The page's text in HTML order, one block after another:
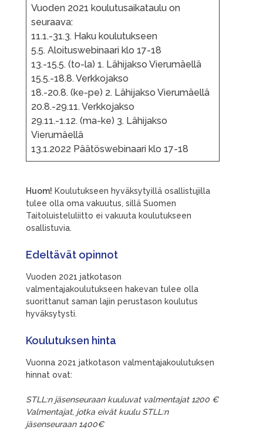
Vuoden 2021 koulutusaikataulu on
seuraava:
11.1.-31.3. Haku koulutukseen
5.5. Aloituswebinaari klo 17-18
13.-15.5. (to-la) 1. Lähijakso Vierumäellä
15.5.-18.8. Verkkojakso
18.-20.8. (ke-pe) 2. Lähijakso Vierumäellä
20.8.-29.11. Verkkojakso
29.11.-1.12. (ma-ke) 3. Lähijakso
Vierumäellä
13.1.2022 Päätöswebinaari klo 17-18
Huom! Koulutukseen hyväksytyillä osallistujilla
tulee olla oma vakuutus, sillä Suomen
Taitoluisteluliitto ei vakuuta koulutukseen
osallistuvia.
Edeltävät opinnot
Vuoden 2021 jatkotason
valmentajakoulutukseen hakevan tulee olla
suorittanut saman lajin perustason koulutus
hyväksytysti.
Koulutuksen hinta
Vuonna 2021 jatkotason valmentajakoulutuksen
hinnat ovat:
STLL:n jäsenseuraan kuuluvat valmentajat 1200 €
Valmentajat, jotka eivät kuulu STLL:n
jäsenseuraan 1400€